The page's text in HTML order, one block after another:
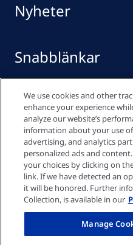
Nyheter
Snabblänkar
Mediacenter
Integritetspolicy
Cookie-inställningar
We use cookies and other
enhance your experience
analyze our website’s
information about your use
advertising, and analytics
personalized ads and
your choices by clicking on
link. If we have detected an
it will be honored. Further
Collection, is available in our
Manage